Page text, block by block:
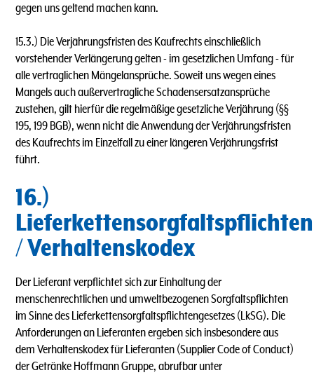
gegen uns geltend machen kann.
15.3.) Die Verjährungsfristen des Kaufrechts einschließlich
vorstehender Verlängerung gelten - im gesetzlichen Umfang - für
alle vertraglichen Mängelansprüche. Soweit uns wegen eines
Mangels auch außervertragliche Schadensersatzansprüche
zustehen, gilt hierfür die regelmäßige gesetzliche Verjährung (§§
195, 199 BGB), wenn nicht die Anwendung der Verjährungsfristen
des Kaufrechts im Einzelfall zu einer längeren Verjährungsfrist
führt.
16.)
Lieferkettensorgfaltspflichten
/ Verhaltenskodex
Der Lieferant verpflichtet sich zur Einhaltung der
menschenrechtlichen und umweltbezogenen Sorgfaltspflichten
im Sinne des Lieferkettensorgfaltspflichtengesetzes (LkSG). Die
Anforderungen an Lieferanten ergeben sich insbesondere aus
dem Verhaltenskodex für Lieferanten (Supplier Code of Conduct)
der Getränke Hoffmann Gruppe, abrufbar unter